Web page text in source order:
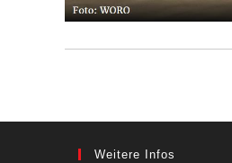
Weitere Infos